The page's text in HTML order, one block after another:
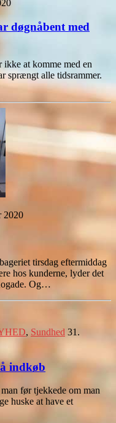
døgnåbent med
ikke at komme med en
sprængt alle tidsrammer.
2020
tirsdag eftermiddag
hos kunderne, lyder det
Og…
, Sundhed 31.
indkøb
før tjekkede om man
huske at have et